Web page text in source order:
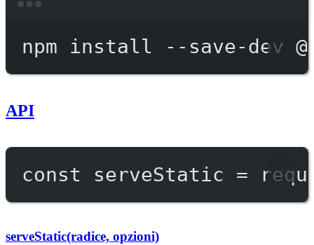
npm install --save-dev
API
const serveStatic =
serveStatic(radice, opzioni)